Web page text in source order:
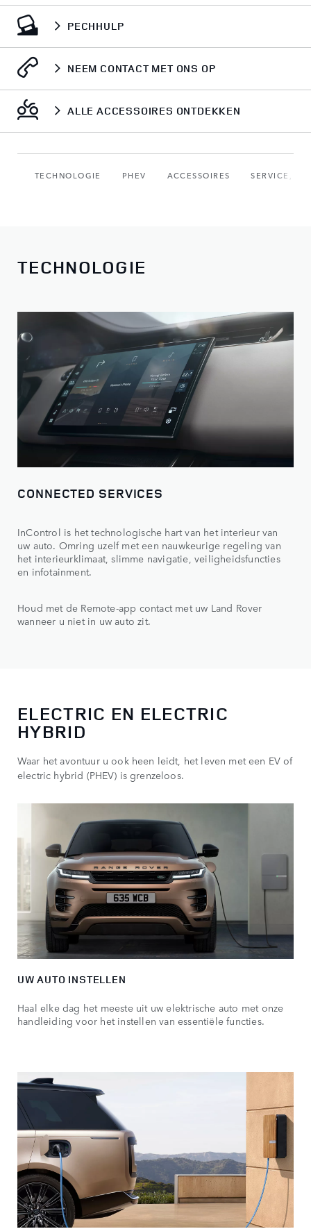
PECHHULP
NEEM CONTACT MET ONS OP
ALLE ACCESSOIRES ONTDEKKEN
TECHNOLOGIE PHEV ACCESSOIRES SERVICE,
TECHNOLOGIE
CONNECTED SERVICES
InControl is het technologische hart van het interieur van
uw auto. Omring uzelf met een nauwkeurige regeling van
het interieurklimaat, slimme navigatie, veiligheidsfuncties
en infotainment.
Houd met de Remote-app contact met uw Land Rover
wanneer u niet in uw auto zit.
ELECTRIC EN ELECTRIC
HYBRID
Waar het avontuur u ook heen leidt, het leven met een EV of
electric hybrid (PHEV) is grenzeloos.
UW AUTO INSTELLEN
Haal elke dag het meeste uit uw elektrische auto met onze
handleiding voor het instellen van essentiële functies.